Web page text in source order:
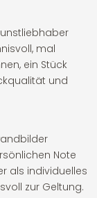
mal
ein Stück
und
Note
als individuelles
zur Geltung.